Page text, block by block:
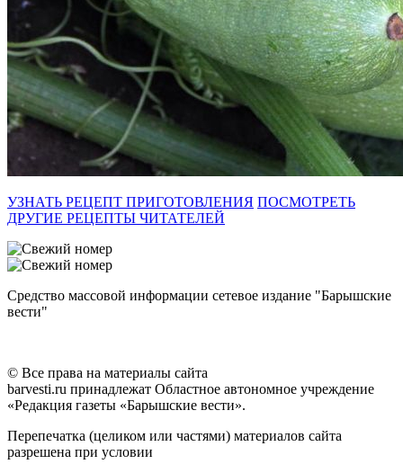
УЗНАТЬ РЕЦЕПТ ПРИГОТОВЛЕНИЯ ПОСМОТРЕТЬ
ДРУГИЕ РЕЦЕПТЫ ЧИТАТЕЛЕЙ
Средство массовой информации сетевое издание "Барышские
вести"
© Все права на материалы сайта
barvesti.ru принадлежат Областное автономное учреждение
«Редакция газеты «Барышские вести».
Перепечатка (целиком или частями) материалов сайта
разрешена при условии